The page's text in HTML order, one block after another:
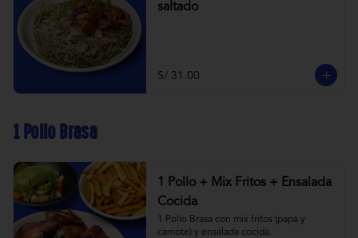
saltado
S/ 31.00
1 Pollo Brasa
1 Pollo + Mix Fritos + Ensalada
Cocida
1 Pollo Brasa con mix fritos (papa y
camote) y ensalada cocida.